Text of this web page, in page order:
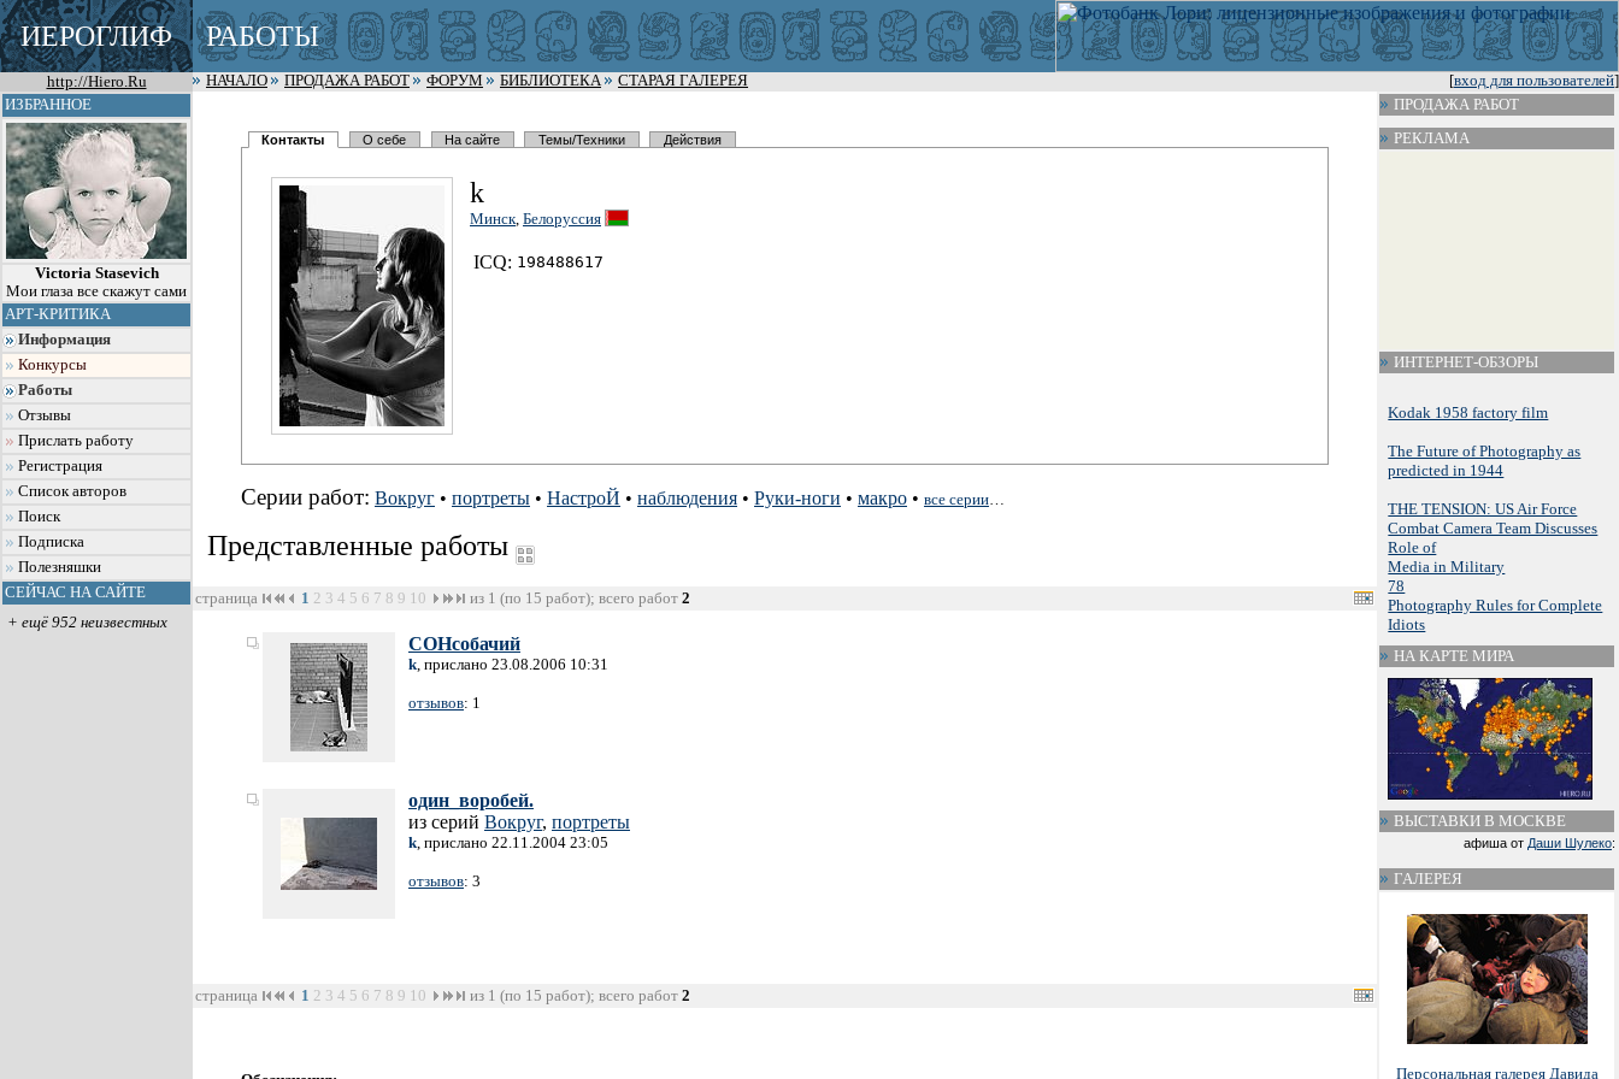
ИЕРОГЛИФ РАБОТЫ
http://Hiero.Ru [вход для пользователей]
НАЧАЛО ПРОДАЖА РАБОТ ФОРУМ БИБЛИОТЕКА
СТАРАЯ ГАЛЕРЕЯ
ИЗБРАННОЕ
Victoria Stasevich
Мои глаза все скажут сами
АРТ-КРИТИКА
Информация
Конкурсы
Работы
Отзывы
Прислать работу
Регистрация
Список авторов
Поиск
Подписка
Полезняшки
СЕЙЧАС НА САЙТЕ
+ ещё 952 неизвестных
Контакты О себе На сайте Темы/Техники Действия
k
Минск, Белоруссия
ICQ: 198488617
Серии работ: Вокруг • портреты • НастроЙ • наблюдения • Руки-ноги • макро • все серии…
Представленные работы
страница 1 2 3 4 5 6 7 8 9 10 из 1 (по 15 работ); всего работ 2
СОНсобачий
k, прислано 23.08.2006 10:31
отзывов: 1
один_воробей.
из серий Вокруг, портреты
k, прислано 22.11.2004 23:05
отзывов: 3
страница 1 2 3 4 5 6 7 8 9 10 из 1 (по 15 работ); всего работ 2
ПРОДАЖА РАБОТ
РЕКЛАМА
ИНТЕРНЕТ-ОБЗОРЫ
Kodak 1958 factory film
The Future of Photography as
predicted in 1944
THE TENSION: US Air Force
Combat Camera Team Discusses
Role of
Media in Military
78
Photography Rules for Complete
Idiots
НА КАРТЕ МИРА
ВЫСТАВКИ В МОСКВЕ
афиша от Даши Шулеко:
ГАЛЕРЕЯ
Персональная галерея Давида